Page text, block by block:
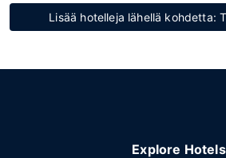
Lisää hotelleja lähellä kohdetta:
Explore Hotels